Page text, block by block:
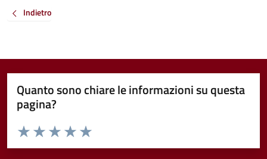
Indietro
Quanto sono chiare le informazioni su questa
pagina?
Valuta da 1 a 5 stelle la pagina
Valuta 5 stelle su 5
Valuta 4 stelle su 5
Valuta 3 stelle su 5
Valuta 2 stelle su 5
Valuta 1 stelle su 5